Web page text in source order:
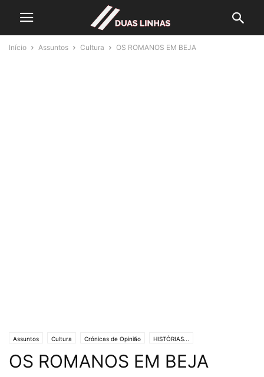
Início Assuntos Cultura OS ROMANOS EM BEJA
Assuntos Cultura Crónicas de Opinião HISTÓRIAS...
Lifestyle & Gadgets Editorias SOCIEDADE
OS ROMANOS EM BEJA